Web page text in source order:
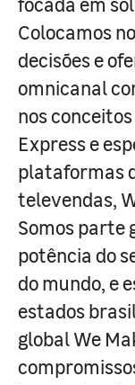
Colocamos
decisões e
omnicanal
nos
Express e
plataformas
televendas,
Somos parte
potência do
do mundo, e
estados
global We